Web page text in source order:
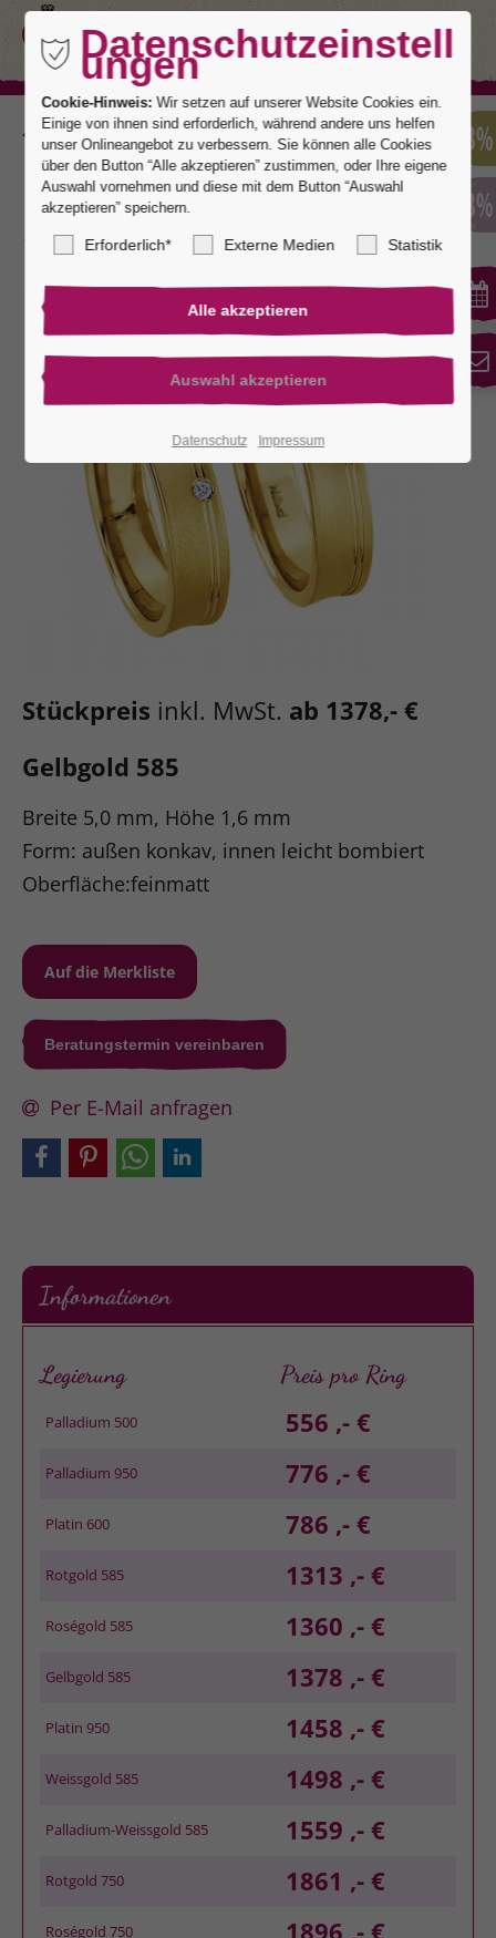
Zurück
Neuss 2
Stückpreis inkl. MwSt. ab 1378,- €
Gelbgold 585
Breite 5,0 mm, Höhe 1,6 mm
Form: außen konkav, innen leicht bombiert
Oberfläche:feinmatt
Beratungstermin vereinbaren
Per E-Mail anfragen
Informationen
Legierung Preis pro Ring
Palladium 500 556 ,- €
Palladium 950 776 ,- €
Platin 600 786 ,- €
Rotgold 585 1313 ,- €
Roségold 585 1360 ,- €
Gelbgold 585 1378 ,- €
Platin 950 1458 ,- €
Weissgold 585 1498 ,- €
Palladium-Weissgold 585 1559 ,- €
Rotgold 750 1861 ,- €
Roségold 750
Datenschutzeinstell
ungen
Cookie-Hinweis: Wir setzen auf unserer Website Cookies ein.
Einige von ihnen sind erforderlich, während andere uns helfen
unser Onlineangebot zu verbessern. Sie können alle Cookies
über den Button “Alle akzeptieren” zustimmen, oder Ihre eigene
Auswahl vornehmen und diese mit dem Button “Auswahl
akzeptieren” speichern.
Erforderlich* Externe Medien Statistik
Datenschutz Impressum